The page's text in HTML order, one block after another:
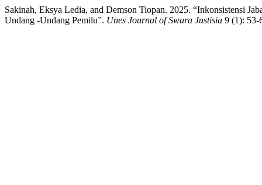
Sakinah, Eksya Ledia, and Demson Tiopan. 2025. “Inkonsistensi
Undang -Undang Pemilu”. Unes Journal of Swara Justisia 9 (1):